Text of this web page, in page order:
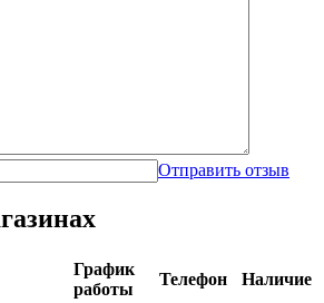
Отправить отзыв
График
работы
Телефон
Наличие